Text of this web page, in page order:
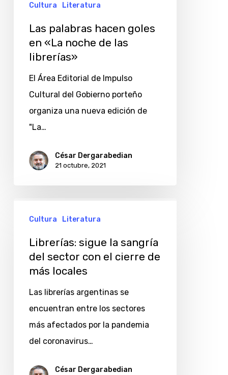
Cultura Literatura
Las palabras hacen goles
en «La noche de las
librerías»
El Área Editorial de Impulso
Cultural del Gobierno porteño
organiza una nueva edición de
"La…
César Dergarabedian
21 octubre, 2021
sigue
sangría
sector
cierre
Cultura Literatura
Librerías: sigue la sangría
del sector con el cierre de
más locales
Las librerías argentinas se
encuentran entre los sectores
más afectados por la pandemia
del coronavirus…
César Dergarabedian